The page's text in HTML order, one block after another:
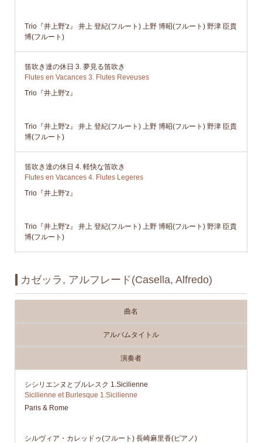
Trio『井上野'z』 井上 登紀(フルート) 上野 博昭(フルート) 野津 臣貴
博(フルート)
笛吹き達の休日 3. 夢見る笛吹き
Flutes en Vacances 3. Flutes Reveuses
Trio『井上野'z』
Trio『井上野'z』 井上 登紀(フルート) 上野 博昭(フルート) 野津 臣貴
博(フルート)
笛吹き達の休日 4. 軽快な笛吹き
Flutes en Vacances 4. Flutes Legeres
Trio『井上野'z』
Trio『井上野'z』 井上 登紀(フルート) 上野 博昭(フルート) 野津 臣貴
博(フルート)
カゼッラ, アルフレード(Casella, Alfredo)
曲名
アルバムタイトル
演奏者
シシリエンヌとブルレスク 1.Sicilienne
Sicilienne et Burlesque 1.Sicilienne
Paris & Rome
シルヴィア・カレッドゥ(フルート) 長崎麻里香(ピアノ)